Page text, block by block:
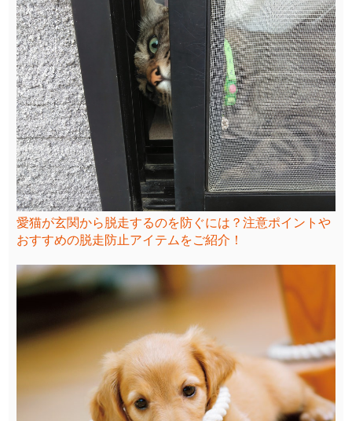
愛猫が玄関から脱走するのを防ぐには？注意ポイントや
おすすめの脱走防止アイテムをご紹介！